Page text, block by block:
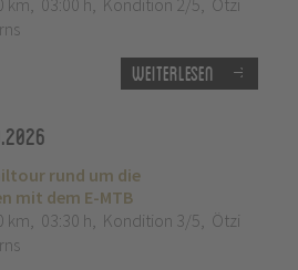
km, 03:00 h, Kondition 2/5, Ötzi
Weiterlesen
rund um die
mit dem E-MTB
km, 03:30 h, Kondition 3/5, Ötzi